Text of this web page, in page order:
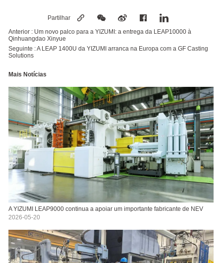
Partilhar
Anterior : Um novo palco para a YIZUMI: a entrega da LEAP10000 à
Qinhuangdao Xinyue
Seguinte :A LEAP 1400U da YIZUMI arranca na Europa com a GF Casting
Solutions
Mais Notícias
A YIZUMI LEAP9000 continua a apoiar um importante fabricante de NEV
2026-05-20